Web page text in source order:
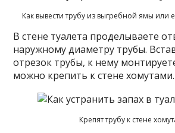
Как вывести трубу из выгребной ямы или
В стене туалета проделываете
наружному диаметру трубы.
отрезок трубы, к нему
можно крепить к стене хомутами.
Крепят трубу к стене